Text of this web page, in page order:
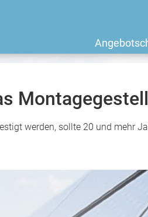
werden, sollte 20 und mehr